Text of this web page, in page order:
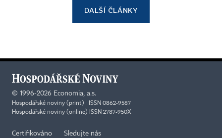
DALŠÍ ČLÁNKY
© 1996-2026 Economia, a.s.
Hospodářské noviny (print) ISSN 0862-9587
Hospodářské noviny (online) ISSN 2787-950X
Certifikováno Sledujte nás